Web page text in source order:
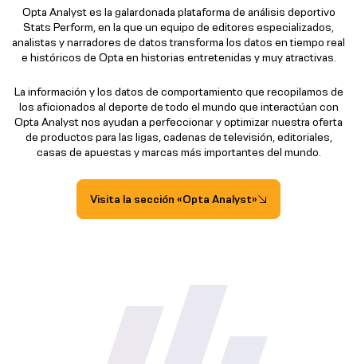
Opta Analyst es la galardonada plataforma de análisis deportivo
Stats Perform, en la que un equipo de editores especializados,
analistas y narradores de datos transforma los datos en tiempo real
e históricos de Opta en historias entretenidas y muy atractivas.
La información y los datos de comportamiento que recopilamos de
los aficionados al deporte de todo el mundo que interactúan con
Opta Analyst nos ayudan a perfeccionar y optimizar nuestra oferta
de productos para las ligas, cadenas de televisión, editoriales,
casas de apuestas y marcas más importantes del mundo.
Visita la sección «Opta Analyst»